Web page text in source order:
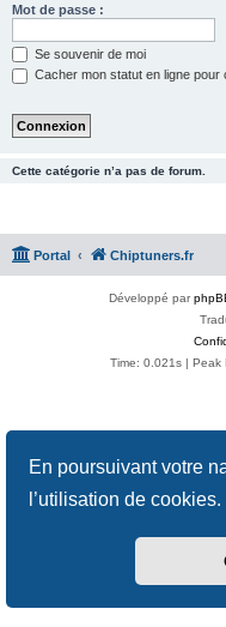
En poursuivant votre
l’utilisation de cookies.
Mot de passe :
Se souvenir de moi
Cacher mon statut en ligne pour
Cette catégorie n’a pas de forum.
Portal Chiptuners.fr
Développé par
Time: 0.021s | Peak